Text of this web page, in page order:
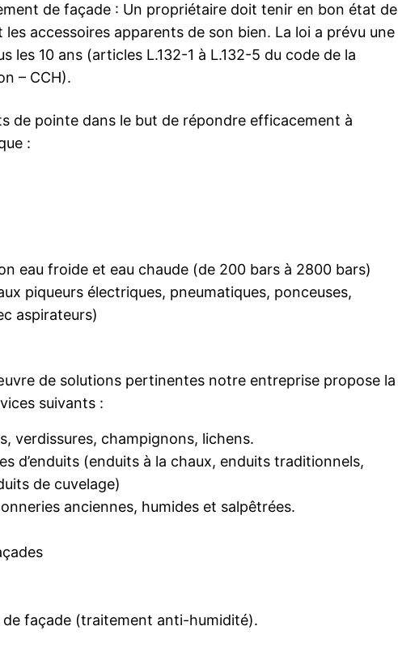
de façade : Un propriétaire doit tenir en bon état de
accessoires apparents de son bien. La loi a prévu une
les 10 ans (articles L.132-1 à L.132-5 du code de la
– CCH).
de pointe dans le but de répondre efficacement à
:
eau froide et eau chaude (de 200 bars à 2800 bars)
piqueurs électriques, pneumatiques, ponceuses,
aspirateurs)
de solutions pertinentes notre entreprise propose la
suivants :
verdissures, champignons, lichens.
d’enduits (enduits à la chaux, enduits traditionnels,
de cuvelage)
anciennes, humides et salpêtrées.
façade (traitement anti-humidité).